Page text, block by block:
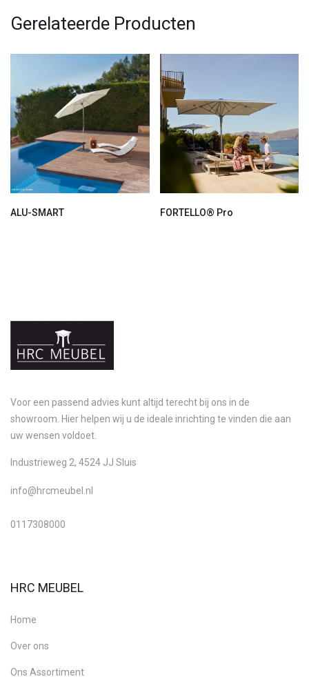
Gerelateerde Producten
ALU-SMART FORTELLO® Pro
Voor een passend advies kunt altijd terecht bij ons in de
showroom. Hier helpen wij u de ideale inrichting te vinden die aan
uw wensen voldoet.
Industrieweg 2, 4524 JJ Sluis
info@hrcmeubel.nl
0117308000
HRC MEUBEL
Home
Over ons
Ons Assortiment